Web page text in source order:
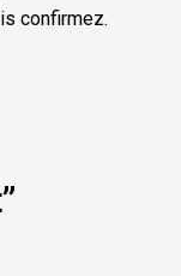
confirmez.